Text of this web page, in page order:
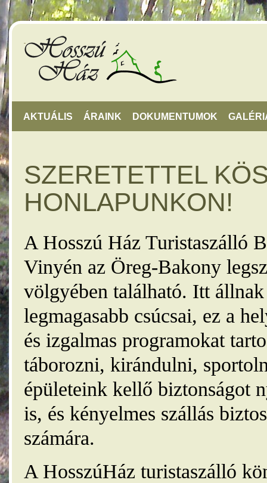
AKTUÁLIS ÁRAINK DOKUMENTUMOK
SZERETETTEL
HONLAPUNKON!
A Hosszú Ház Turistaszálló
Vinyén az Öreg-Bakony
völgyében található. Itt
legmagasabb csúcsai, ez a
és izgalmas programokat
táborozni, kirándulni,
épületeink kellő biztonságot
is, és kényelmes szállás
számára.
A HosszúHáz turistaszálló